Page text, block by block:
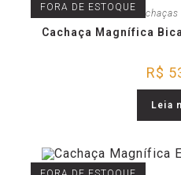
FORA DE ESTOQUE
Cachaças
Cachaça Magnífica
R$
Leia